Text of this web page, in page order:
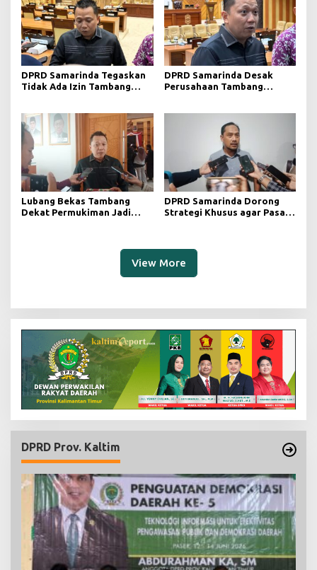
DPRD Samarinda Tegaskan
Tidak Ada Izin Tambang
DPRD Samarinda Desak
Perusahaan Tambang
Lubang Bekas Tambang
Dekat Permukiman Jadi
DPRD Samarinda Dorong
Strategi Khusus agar Pasar
View More
DPRD Prov. Kaltim